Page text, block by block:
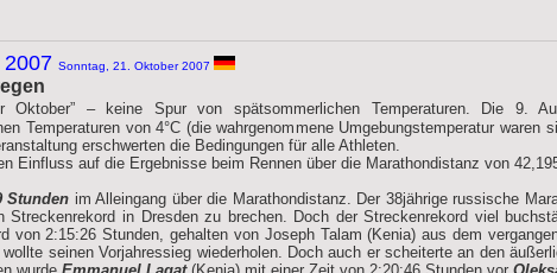
Sonntag, 21. Oktober 2007
Oktober” – keine Spur von spätsommerlichen Temperaturen. Die 9.
Temperaturen von 4°C (die wahrgenommene Umgebungstemperatur
erschwerten die Bedingungen für alle Athleten.
Einfluss auf die Ergebnisse beim Rennen über die Marathondistanz von
Stunden im Alleingang über die Marathondistanz. Der 38jährige russische
in Dresden zu brechen. Doch der Streckenrekord viel
von 2:15:26 Stunden, gehalten von Joseph Talam (Kenia) aus dem
seinen Vorjahressieg wiederholen. Doch auch er scheiterte an den